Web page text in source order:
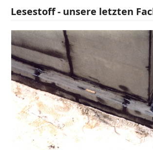
Lesestoff - unsere letzten
Use
the
left
and
right
arrow
keys
to
access
the